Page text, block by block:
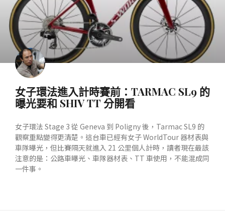
女子環法進入計時賽前：TARMAC SL9 的
曝光要和 SHIV TT 分開看
女子環法 Stage 3 從 Geneva 到 Poligny 後，Tarmac SL9 的
觀察重點變得更清楚。這台車已經有女子 WorldTour 器材表與
車隊曝光，但比賽隔天就進入 21 公里個人計時，讀者現在最該
注意的是：公路車曝光、車隊器材表、TT 車使用，不能混成同
一件事。